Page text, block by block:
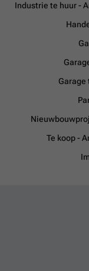
Industrie te huur -
Garage
Te koop -